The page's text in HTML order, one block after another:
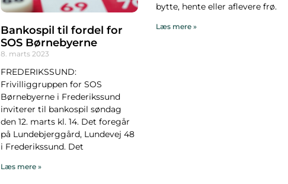
Bankospil til fordel for
SOS Børnebyerne
8. marts 2023
FREDERIKSSUND:
Frivilliggruppen for SOS
Børnebyerne i Frederikssund
inviterer til bankospil søndag
den 12. marts kl. 14. Det foregår
på Lundebjerggård, Lundevej 48
i Frederikssund. Det
Læs mere »
bytte, hente eller aflevere frø.
Læs mere »